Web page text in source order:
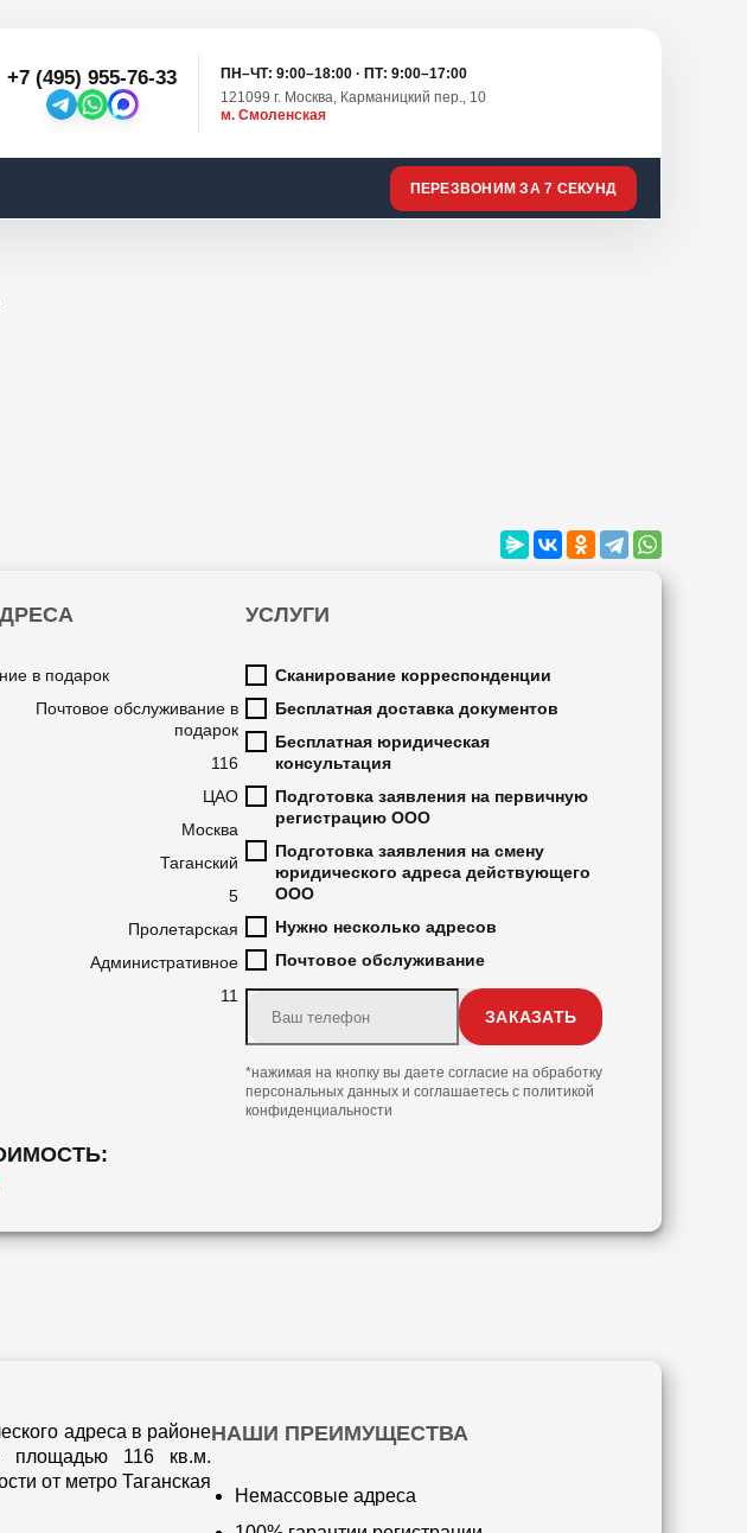
+7 (495) 955-76-33
ПН–ЧТ: 9:00–18:00 · ПТ: 9:00–17:00
121099 г. Москва, Карманицкий пер., 10
м. Смоленская
ПЕРЕЗВОНИМ ЗА 7 СЕКУНД
в подарок
Почтовое обслуживание в
подарок
116
ЦАО
Москва
Таганский
5
Пролетарская
Административное
11
УСЛУГИ
Сканирование корреспонденции
Бесплатная доставка документов
Бесплатная юридическая
консультация
Подготовка заявления на первичную
регистрацию ООО
Подготовка заявления на смену
юридического адреса действующего
ООО
Нужно несколько адресов
Почтовое обслуживание
*нажимая на кнопку вы даете согласие на обработку
персональных данных и соглашаетесь с политикой
конфиденциальности
адреса в районе
площадью 116 кв.м.
от метро Таганская
НАШИ ПРЕИМУЩЕСТВА
Немассовые адреса